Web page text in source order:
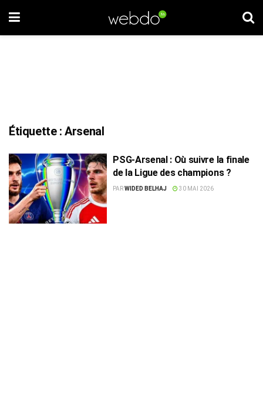
Étiquette :Arsenal
PSG-Arsenal : Où suivre la finale
de la Ligue des champions ?
PARWIDED BELHAJ 30 MAI 2026